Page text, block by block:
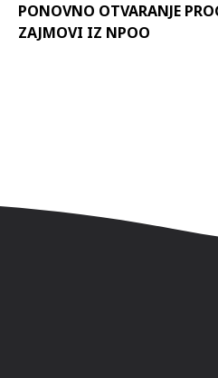
PONOVNO OTVARANJE
ZAJMOVI IZ NPOO